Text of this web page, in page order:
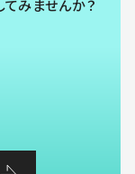
みませんか？